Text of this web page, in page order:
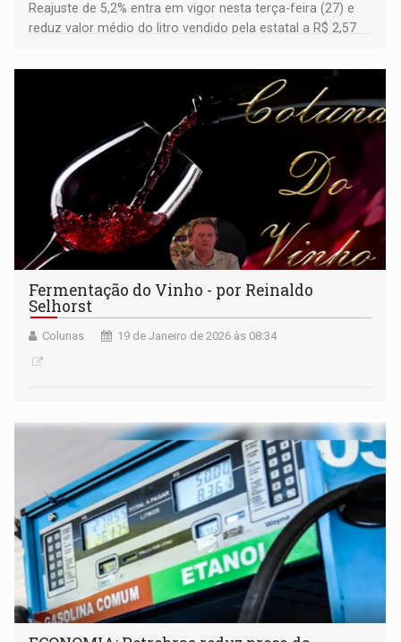
Reajuste de 5,2% entra em vigor nesta terça-feira (27) e
reduz valor médio do litro vendido pela estatal a R$ 2,57
Fermentação do Vinho - por Reinaldo
Selhorst
Colunas 19 de Janeiro de 2026 às 08:34